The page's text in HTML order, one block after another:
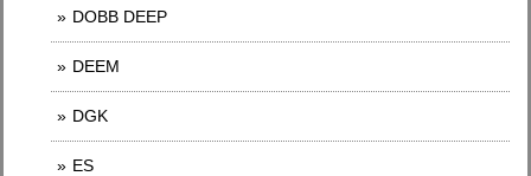
DOBB DEEP
DEEM
DGK
ES